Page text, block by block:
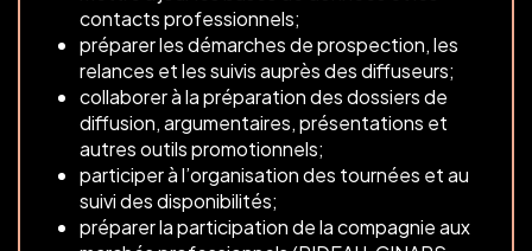
contacts professionnels;
préparer les démarches de prospection, les
relances et les suivis auprès des diffuseurs;
collaborer à la préparation des dossiers de
diffusion, argumentaires, présentations et
autres outils promotionnels;
participer à l’organisation des tournées et au
suivi des disponibilités;
préparer la participation de la compagnie aux